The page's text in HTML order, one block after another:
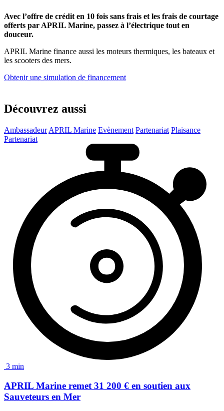
Avec l’offre de crédit en 10 fois sans frais et les frais de courtage
offerts par APRIL Marine, passez à l’électrique tout en
douceur.
APRIL Marine finance aussi les moteurs thermiques, les bateaux et
les scooters des mers.
Obtenir une simulation de financement
Découvrez aussi
Ambassadeur APRIL Marine Evènement Partenariat Plaisance
Partenariat
3 min
APRIL Marine remet 31 200 € en soutien aux
Sauveteurs en Mer